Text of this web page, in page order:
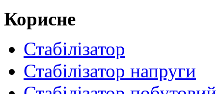
Корисне
Стабілізатор
Стабілізатор напруги